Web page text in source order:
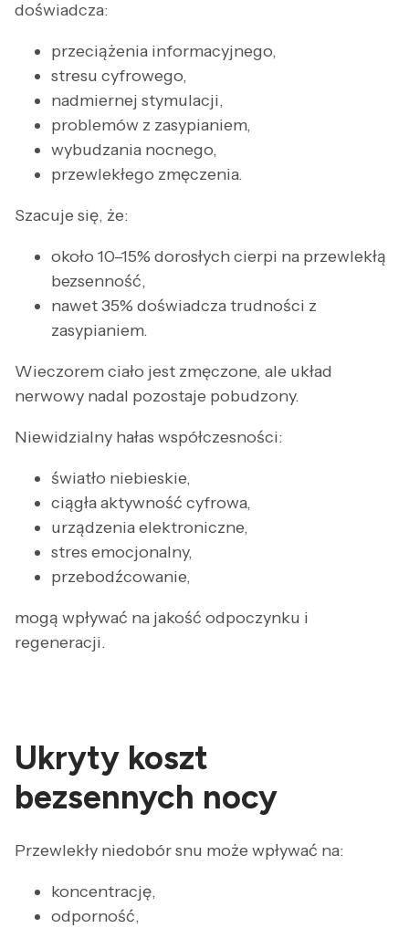
doświadcza:
przeciążenia informacyjnego,
stresu cyfrowego,
nadmiernej stymulacji,
problemów z zasypianiem,
wybudzania nocnego,
przewlekłego zmęczenia.
Szacuje się, że:
około 10–15% dorosłych cierpi na przewlekłą
bezsenność,
nawet 35% doświadcza trudności z
zasypianiem.
Wieczorem ciało jest zmęczone, ale układ
nerwowy nadal pozostaje pobudzony.
Niewidzialny hałas współczesności:
światło niebieskie,
ciągła aktywność cyfrowa,
urządzenia elektroniczne,
stres emocjonalny,
przebodźcowanie,
mogą wpływać na jakość odpoczynku i
regeneracji.
Ukryty koszt
bezsennych nocy
Przewlekły niedobór snu może wpływać na:
koncentrację,
odporność,